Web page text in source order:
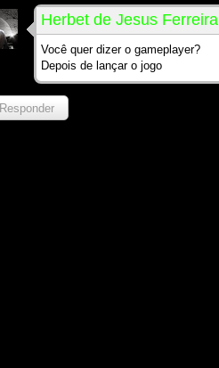
Herbet de Jesus Ferreira
Você quer dizer o gameplayer?
Depois de lançar o jogo
Responder